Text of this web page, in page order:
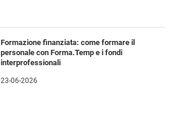
Formazione finanziata: come formare il
personale con Forma.Temp e i fondi
interprofessionali
23-06-2026